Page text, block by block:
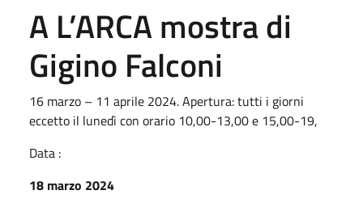
A L’ARCA mostra di
Gigino Falconi
16 marzo – 11 aprile 2024. Apertura: tutti i giorni
eccetto il lunedì con orario 10,00-13,00 e 15,00-19,
Data :
18 marzo 2024